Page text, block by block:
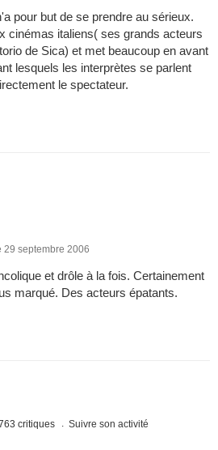
pour but de se prendre au sérieux.
cinémas italiens( ses grands acteurs
de Sica) et met beaucoup en avant
lesquels les interprètes se parlent
le spectateur.
29 septembre 2006
et drôle à la fois. Certainement
marqué. Des acteurs épatants.
critiques Suivre son activité